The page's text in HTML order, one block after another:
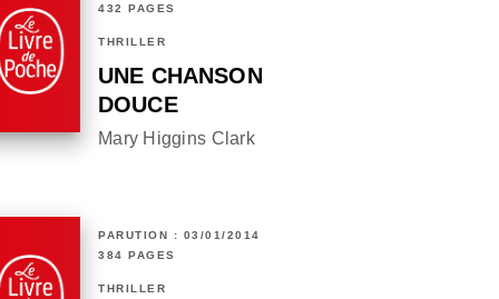
432 PAGES
THRILLER
UNE CHANSON
DOUCE
Mary Higgins Clark
PARUTION : 03/01/2014
384 PAGES
THRILLER